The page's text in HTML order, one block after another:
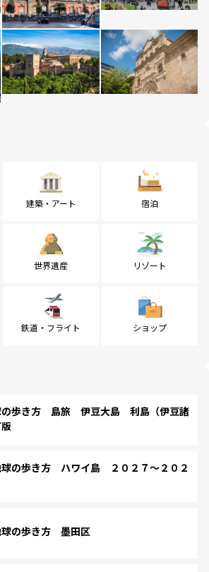
建築・アート 宿泊
世界遺産 リゾート
鉄道・フライト ショップ
歩き方 島旅 伊豆大島 利島（伊豆諸
の歩き方 ハワイ島 ２０２７～２０２
の歩き方 墨田区